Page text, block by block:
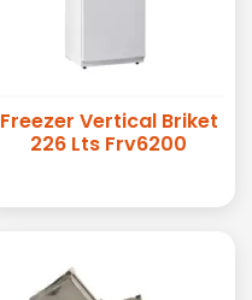
Freezer Vertical Briket
226 Lts Frv6200